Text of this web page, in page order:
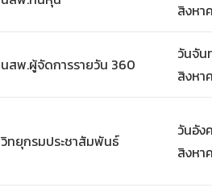
สิงหา
นสพ.ผู้จัดการรายวัน 360
วันจัน
สิงหา
วิทยุกรมประชาสัมพันธ์
วันอัง
สิงหา